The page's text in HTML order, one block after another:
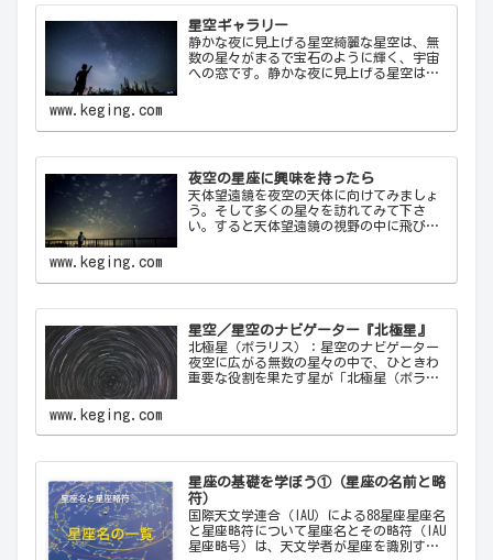
星空ギャラリー
静かな夜に見上げる星空綺麗な星空は、無
数の星々がまるで宝石のように輝く、宇宙
への窓です。静かな夜に見上げる星空は、
さと神秘を感…
www.keging.com
夜空の星座に興味を持ったら
天体望遠鏡を夜空の天体に向けてみましょ
う。そして多くの星々を訪れてみて下さ
い。すると天体望遠鏡の視野の中に飛び込
一生の趣味になることでしょう。
www.keging.com
星空／星空のナビゲーター『北極星』
北極星（ポラリス）：星空のナビゲーター
夜空に広がる無数の星々の中で、ひときわ
重要な役割を果たす星が「北極星（ポラリ
では…
www.keging.com
星座の基礎を学ぼう①（星座の名前と略
符）
国際天文学連合（IAU）による88星座星座名
と星座略符について星座名とその略符（IAU
星座略号）は、天文学者が星座を識別する